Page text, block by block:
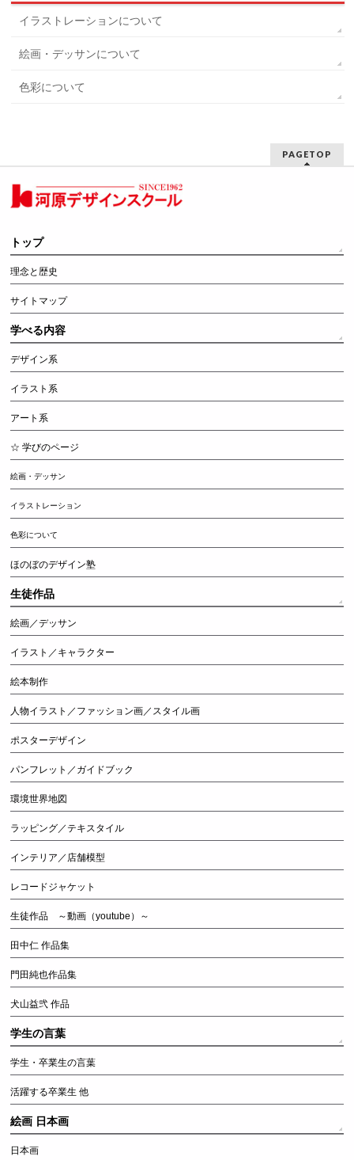
イラストレーションについて
絵画・デッサンについて
色彩について
PAGETOP
トップ
理念と歴史
サイトマップ
学べる内容
デザイン系
イラスト系
アート系
☆ 学びのページ
絵画・デッサン
イラストレーション
色彩について
ほのぼのデザイン塾
生徒作品
絵画／デッサン
イラスト／キャラクター
絵本制作
人物イラスト／ファッション画／スタイル画
ポスターデザイン
パンフレット／ガイドブック
環境世界地図
ラッピング／テキスタイル
インテリア／店舗模型
レコードジャケット
生徒作品 ～動画（youtube）～
田中仁 作品集
門田純也作品集
犬山益弐 作品
学生の言葉
学生・卒業生の言葉
活躍する卒業生 他
絵画 日本画
日本画